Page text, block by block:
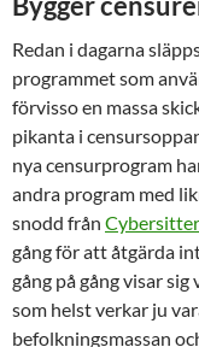
Redan i dagarna
programmet som
förvisso en massa
pikanta i
nya censurprogram
andra program med
snodd från Cybersitter
gång för att åtgärda
gång på gång visar
som helst verkar ju
befolkningsmassan